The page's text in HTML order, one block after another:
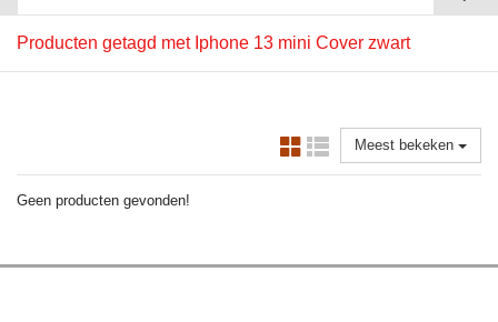
Producten getagd met Iphone 13 mini Cover zwart
Meest bekeken
Geen producten gevonden!